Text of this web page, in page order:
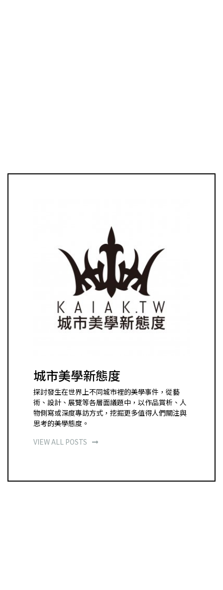
城市美學新態度
探討發生在世界上不同城市裡的美學事件，從藝
術、設計、展覽等各層面議題中，以作品賞析、人
物側寫或深度專訪方式，挖掘更多值得人們關注與
思考的美學態度。
VIEW ALL POSTS